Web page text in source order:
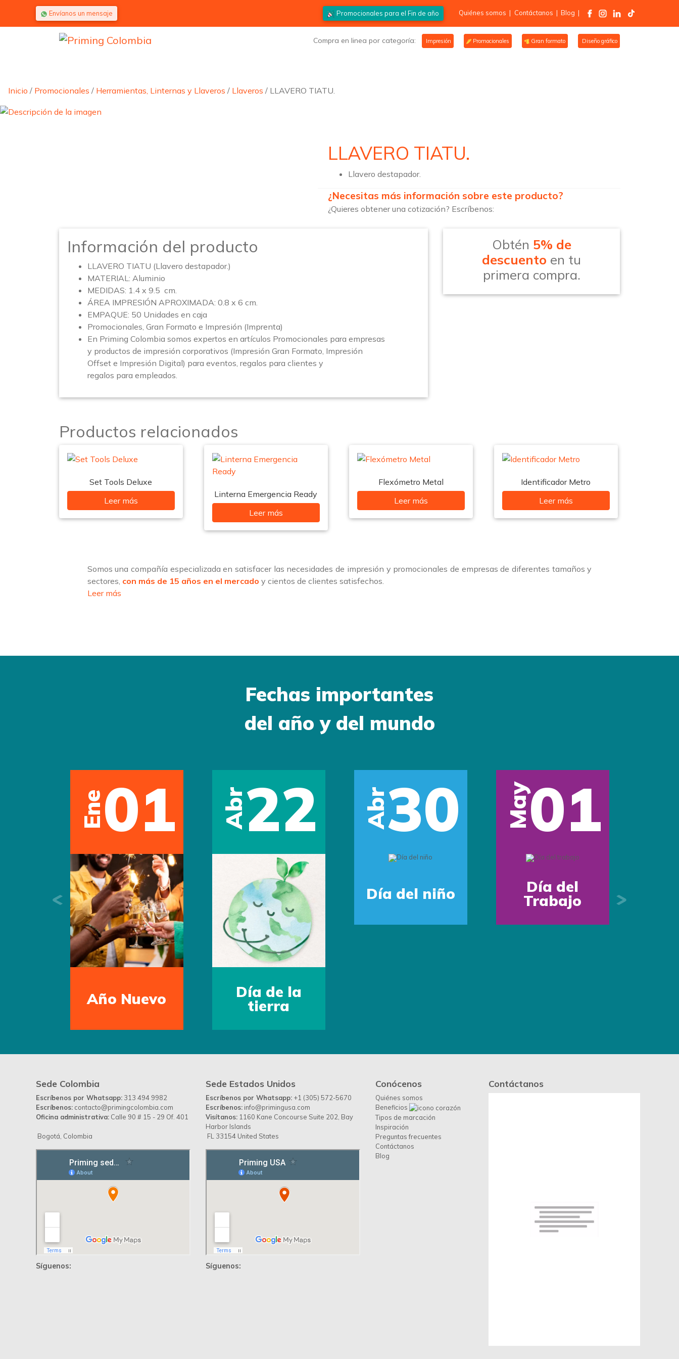
Saltar al contenido
Envíanos un mensaje Promocionales para el Fin de año Quiénes somos | Contáctanos | Blog |
Compra en linea por categoría: Impresión Promocionales Gran formato Diseño gráfico
Inicio / Promocionales / Herramientas, Linternas y Llaveros / Llaveros / LLAVERO TIATU.
LLAVERO TIATU.
Llavero destapador.
¿Necesitas más información sobre este producto?
¿Quieres obtener una cotización? Escríbenos:
Información del producto
LLAVERO TIATU (Llavero destapador.)
MATERIAL: Aluminio
MEDIDAS: 1.4 x 9.5 cm.
ÁREA IMPRESIÓN APROXIMADA: 0.8 x 6 cm.
EMPAQUE: 50 Unidades en caja
Promocionales, Gran Formato e Impresión (Imprenta)
En Priming Colombia somos expertos en artículos Promocionales para empresas
y productos de impresión corporativos (Impresión Gran Formato, Impresión
Offset e Impresión Digital) para eventos, regalos para clientes y
regalos para empleados.
Obtén 5% de
descuento en tu
primera compra.
Productos relacionados
Set Tools Deluxe
Leer más
Linterna Emergencia Ready
Leer más
Flexómetro Metal
Leer más
Identificador Metro
Leer más
Somos una compañía especializada en satisfacer las necesidades de impresión y promocionales de empresas de diferentes tamaños y
sectores, con más de 15 años en el mercado y cientos de clientes satisfechos.
Leer más
Fechas importantes
del año y del mundo
Ene01
Año Nuevo
Abr22
Día de la
tierra
Abr30
Día del niño
May01
Día del
Trabajo
Previous Next
Sede Colombia
Escríbenos por Whatsapp: 313 494 9982
Escríbenos: contacto@primingcolombia.com
Oficina administrativa: Calle 90 # 15 - 29 Of. 401
Bogotá, Colombia
Síguenos:
Sede Estados Unidos
Escríbenos por Whatsapp: +1 (305) 572-5670
Escríbenos: info@primingusa.com
Visítanos: 1160 Kane Concourse Suite 202, Bay
Harbor Islands
FL 33154 United States
Síguenos:
Conócenos
Quiénes somos
Beneficios
Tipos de marcación
Inspiración
Preguntas frecuentes
Contáctanos
Blog
Contáctanos